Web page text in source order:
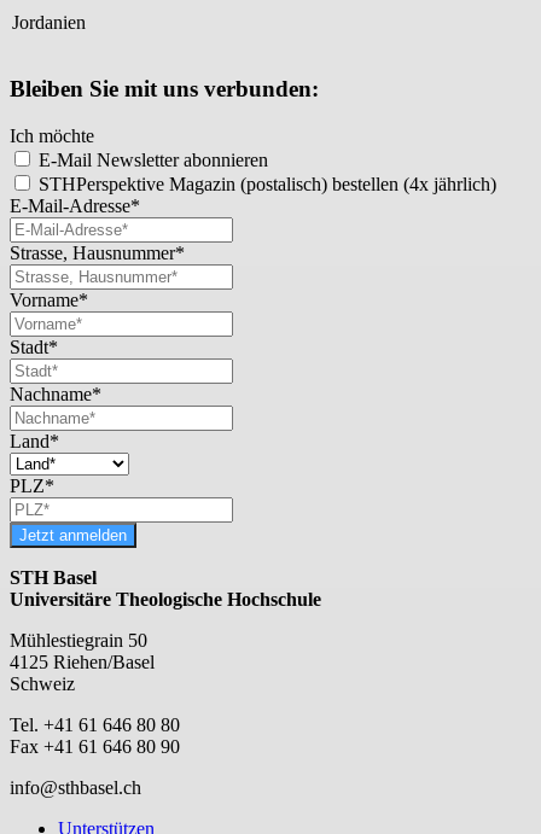
Jordanien
Bleiben Sie mit uns verbunden:
Ich möchte
E-Mail Newsletter abonnieren
STHPerspektive Magazin (postalisch) bestellen (4x jährlich)
E-Mail-Adresse*
Strasse, Hausnummer*
Vorname*
Stadt*
Nachname*
Land*
PLZ*
Jetzt anmelden
STH Basel
Universitäre Theologische Hochschule
Mühlestiegrain 50
4125 Riehen/Basel
Schweiz
Tel. +41 61 646 80 80
Fax +41 61 646 80 90
info@sthbasel.ch
Unterstützen